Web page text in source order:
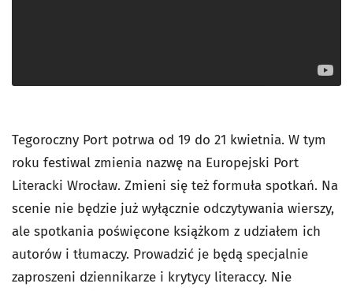
Tegoroczny Port potrwa od 19 do 21 kwietnia. W tym
roku festiwal zmienia nazwę na Europejski Port
Literacki Wrocław. Zmieni się też formuła spotkań. Na
scenie nie będzie już wyłącznie odczytywania wierszy,
ale spotkania poświęcone książkom z udziałem ich
autorów i tłumaczy. Prowadzić je będą specjalnie
zaproszeni dziennikarze i krytycy literaccy. Nie